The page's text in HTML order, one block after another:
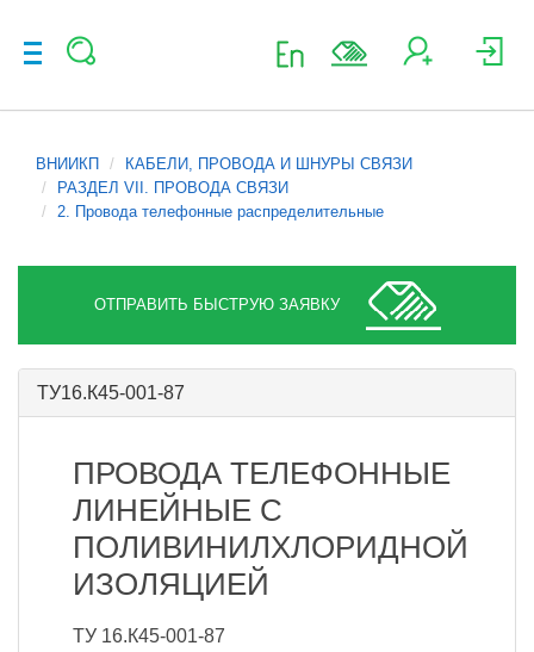
ВНИИКП
КАБЕЛИ, ПРОВОДА И ШНУРЫ СВЯЗИ
РАЗДЕЛ VII. ПРОВОДА СВЯЗИ
2. Провода телефонные распределительные
ОТПРАВИТЬ БЫСТРУЮ ЗАЯВКУ
ТУ16.К45-001-87
ПРОВОДА ТЕЛЕФОННЫЕ
ЛИНЕЙНЫЕ С
ПОЛИВИНИЛХЛОРИДНОЙ
ИЗОЛЯЦИЕЙ
ТУ 16.К45-001-87